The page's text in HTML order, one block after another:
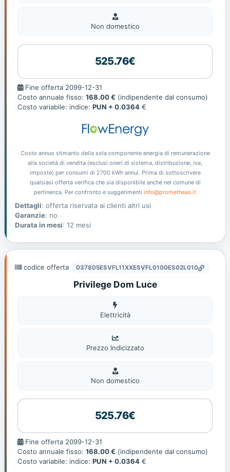
Non
domestic
Non domestico
525.76€
Fine
offerta
Fine offerta 2099-12-31
Costo annuale fisso: 168.00 € (indipendente dal consumo)
Costo variabile: indice: PUN + 0.0364 €
Costo annuo stimanto della sola componente energia di remunerazione
alla società di vendita (esclusi oneri di sistema, distribuzione, iva,
imposte) per consumi di 2700 kWh annui. Prima di sottoscrivere
qualsiasi offerta verifica che sia disponibile anche nel comune di
pertinenza. Per confronto e suggerimenti info@prometheas.it
Dettagli: offerta riservata ai clienti altri usi
Garanzie: no
Durata in mesi: 12 mesi
codice offerta 037805ESVFL11XXESVFL0100ES02L010
Privilege Dom Luce
Elettricità
Elettricità
Prezzo Indicizzato
Non
domestic
Non domestico
525.76€
Fine
offerta
Fine offerta 2099-12-31
Costo annuale fisso: 168.00 € (indipendente dal consumo)
Costo variabile: indice: PUN + 0.0364 €